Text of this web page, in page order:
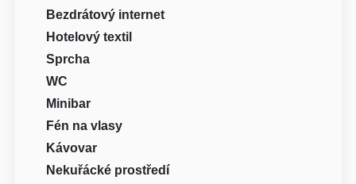
Bezdrátový internet
Hotelový textil
Sprcha
WC
Minibar
Fén na vlasy
Kávovar
Nekuřácké prostředí